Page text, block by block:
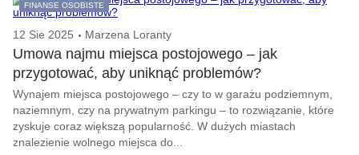
FINANSE OSOBISTE
12 Sie 2025 Marzena Loranty
Umowa najmu miejsca postojowego – jak
przygotować, aby uniknąć problemów?
Wynajem miejsca postojowego – czy to w garażu podziemnym,
naziemnym, czy na prywatnym parkingu – to rozwiązanie, które
zyskuje coraz większą popularność. W dużych miastach
znalezienie wolnego miejsca do...